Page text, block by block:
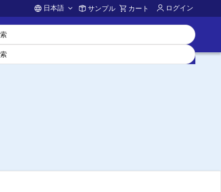
Account
日本語 サンプル カート ログイン